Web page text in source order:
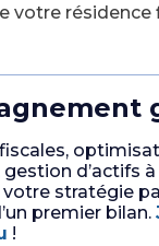
votre résidence
gestion d’actifs
votre stratégie
premier bilan.
!